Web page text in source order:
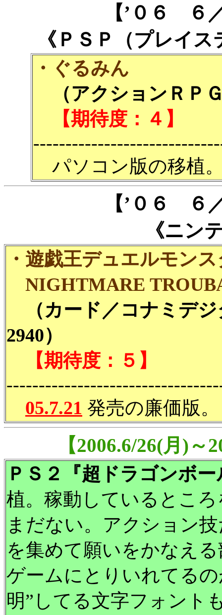
【’０６ ６
《ＰＳＰ（プレイ
・ぐるみん
（アクションＲＰ
【期待度：４】
パソコン版の移植
【’０６ ６
《ニン
・遊戯王デュエルモン
NIGHTMARE
（カード／コナミデジ
2940）
【期待度：５】
05.7.21 発売の廉価版。
【2006.6/26(月)
ＰＳ２『超ドラゴンボ
植。稼動しているとこ
まだない。アクション
を集めて願いをかなえ
ゲームにとりいれてる
明”してる文字フォント